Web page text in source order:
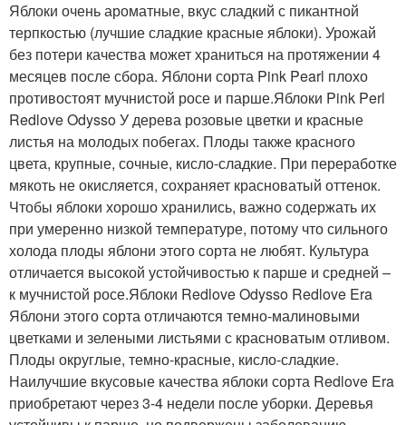
Яблоки очень ароматные, вкус сладкий с пикантной
терпкостью (лучшие сладкие красные яблоки). Урожай
без потери качества может храниться на протяжении 4
месяцев после сбора. Яблони сорта Pink Pearl плохо
противостоят мучнистой росе и парше.Яблоки Pink Perl
Redlove Odysso У дерева розовые цветки и красные
листья на молодых побегах. Плоды также красного
цвета, крупные, сочные, кисло-сладкие. При переработке
мякоть не окисляется, сохраняет красноватый оттенок.
Чтобы яблоки хорошо хранились, важно содержать их
при умеренно низкой температуре, потому что сильного
холода плоды яблони этого сорта не любят. Культура
отличается высокой устойчивостью к парше и средней –
к мучнистой росе.Яблоки Redlove Odysso Redlove Era
Яблони этого сорта отличаются темно-малиновыми
цветками и зелеными листьями с красноватым отливом.
Плоды округлые, темно-красные, кисло-сладкие.
Наилучшие вкусовые качества яблоки сорта Redlove Era
приобретают через 3-4 недели после уборки. Деревья